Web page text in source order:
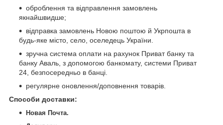
оброблення та відправлення замовлень
якнайшвидше;
відправка замовлень Новою поштою й Укрпошта в
будь-яке місто, село, оселедець України.
зручна система оплати на рахунок Приват банку та
банку Аваль, з допомогою банкомату, системи Приват
24, безпосередньо в банці.
регулярне оновлення/доповнення товарів.
Способи доставки:
Новая Почта.